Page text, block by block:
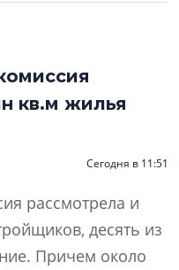
кв.м жилья
Сегодня в 11:51
рассмотрела и
десять из
Причем около